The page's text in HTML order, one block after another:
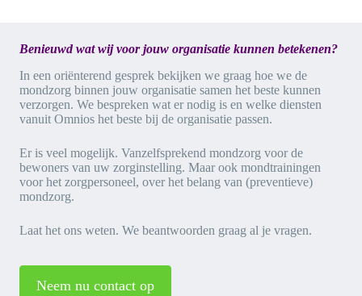
Benieuwd wat wij voor jouw organisatie kunnen betekenen?
In een oriënterend gesprek bekijken we graag hoe we de
mondzorg binnen jouw organisatie samen het beste kunnen
verzorgen. We bespreken wat er nodig is en welke diensten
vanuit Omnios het beste bij de organisatie passen.
Er is veel mogelijk. Vanzelfsprekend mondzorg voor de
bewoners van uw zorginstelling. Maar ook mondtrainingen
voor het zorgpersoneel, over het belang van (preventieve)
mondzorg.
Laat het ons weten. We beantwoorden graag al je vragen.
Neem nu contact op